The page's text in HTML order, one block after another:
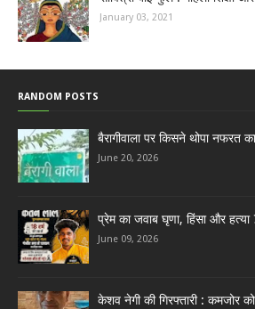
January 03, 2021
RANDOM POSTS
बैरागीवाला पर किसने थोपा नफरत
June 20, 2026
प्रेम का जवाब घृणा, हिंसा और हत्या
June 09, 2026
केशव नेगी की गिरफ्तारी : कमजोर